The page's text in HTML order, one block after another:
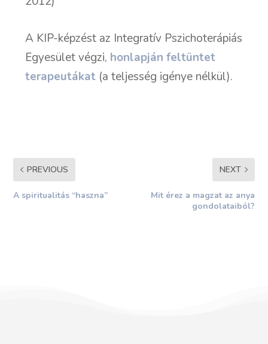
A KIP-képzést az Integratív Pszichoterápiás
Egyesület végzi, honlapján feltüntet
terapeutákat (a teljesség igénye nélkül).
PREVIOUS
A spiritualitás “haszna”
NEXT
Mit érez a magzat az anya
gondolataiból?